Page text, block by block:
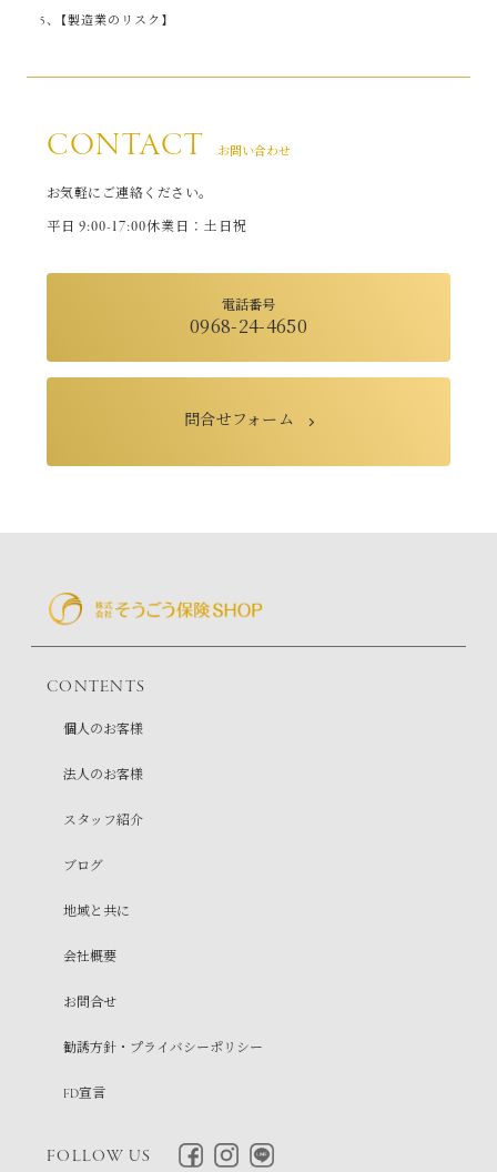
【製造業のリスク】
CONTACT お問い合わせ
お気軽にご連絡ください。
平日 9:00-17:00休業日：土日祝
電話番号
0968-24-4650
問合せフォーム
CONTENTS
個人のお客様
法人のお客様
スタッフ紹介
ブログ
地域と共に
会社概要
お問合せ
勧誘方針・プライバシーポリシー
FD宣言
FOLLOW US